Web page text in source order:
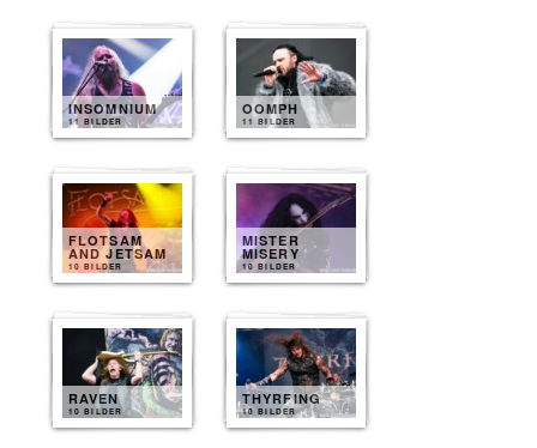
INSOMNIUM
11 BILDER
OOMPH
11 BILDER
FLOTSAM
AND JETSAM
10 BILDER
MISTER
MISERY
10 BILDER
RAVEN
10 BILDER
THYRFING
10 BILDER